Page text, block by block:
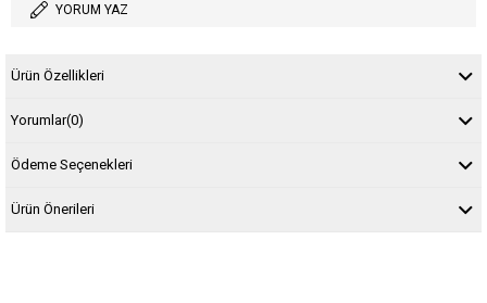
YORUM YAZ
Ürün Özellikleri
Yorumlar(0)
Ödeme Seçenekleri
Ürün Önerileri